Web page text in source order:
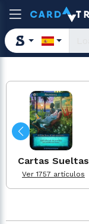
Cartas Sueltas
Ver 1757 artículos